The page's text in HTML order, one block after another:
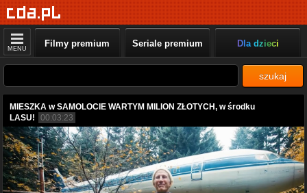
MENU Filmy premium Seriale premium Dla dzieci
szukaj
MIESZKA w SAMOLOCIE WARTYM MILION ZŁOTYCH, w środku
LASU!
00:03:23